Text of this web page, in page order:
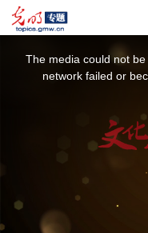
The media could not
network failed or